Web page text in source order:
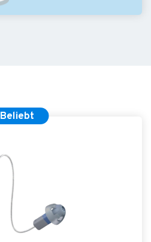
Beliebt